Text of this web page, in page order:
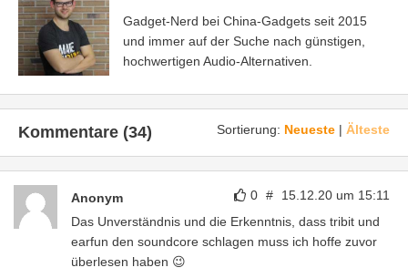
Gadget-Nerd bei China-Gadgets seit 2015
und immer auf der Suche nach günstigen,
hochwertigen Audio-Alternativen.
Sortierung: Neueste | Älteste
Kommentare (34)
0 # 15.12.20 um 15:11
Anonym
Das Unverständnis und die Erkenntnis, dass tribit und
earfun den soundcore schlagen muss ich hoffe zuvor
überlesen haben 😉